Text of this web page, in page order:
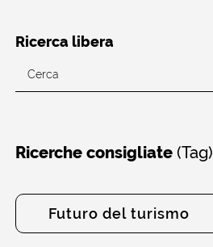
Ricerca libera
Ricerche consigliate(Tag)
Futuro del turismo